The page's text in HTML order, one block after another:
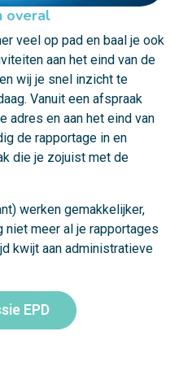
overal
veel op pad en baal je ook
aan het eind van de
wij je snel inzicht te
Vanuit een afspraak
adres en aan het eind van
de rapportage in en
die je zojuist met de
werken gemakkelijker,
niet meer al je rapportages
kwijt aan administratieve
EPD